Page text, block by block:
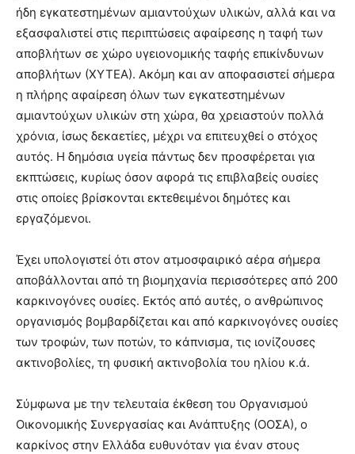
ήδη εγκατεστημένων αµιαντούχων υλικών, αλλά και να
εξασφαλιστεί στις περιπτώσεις αφαίρεσης η ταφή των
αποβλήτων σε χώρο υγειονομικής ταφής επικίνδυνων
αποβλήτων (ΧΥΤΕΑ). Ακόμη και αν αποφασιστεί σήμερα
η πλήρης αφαίρεση όλων των εγκατεστημένων
αµιαντούχων υλικών στη χώρα, θα χρειαστούν πολλά
χρόνια, ίσως δεκαετίες, μέχρι να επιτευχθεί ο στόχος
αυτός. Η δημόσια υγεία πάντως δεν προσφέρεται για
εκπτώσεις, κυρίως όσον αφορά τις επιβλαβείς ουσίες
στις οποίες βρίσκονται εκτεθειμένοι δημότες και
εργαζόμενοι.
Έχει υπολογιστεί ότι στον ατμοσφαιρικό αέρα σήμερα
αποβάλλονται από τη βιομηχανία περισσότερες από 200
καρκινογόνες ουσίες. Εκτός από αυτές, ο ανθρώπινος
οργανισμός βομβαρδίζεται και από καρκινογόνες ουσίες
των τροφών, των ποτών, το κάπνισμα, τις ιονίζουσες
ακτινοβολίες, τη φυσική ακτινοβολία του ηλίου κ.ά.
Σύμφωνα με την τελευταία έκθεση του Οργανισμού
Οικονομικής Συνεργασίας και Ανάπτυξης (ΟΟΣΑ), ο
καρκίνος στην Ελλάδα ευθυνόταν για έναν στους